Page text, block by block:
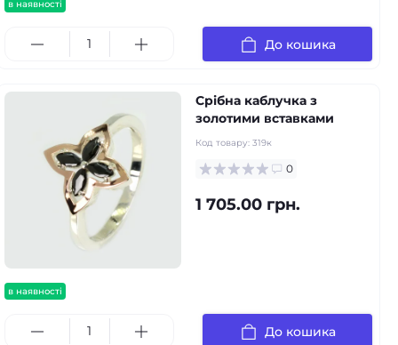
в наявності
До кошика
в наявності
Срібна каблучка з
золотими вставками
Код товару: 319к
0
1 705.00 грн.
До кошика